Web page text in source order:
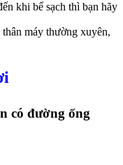
khi bể sạch thì bạn hãy
máy thường xuyên,
có đường ống